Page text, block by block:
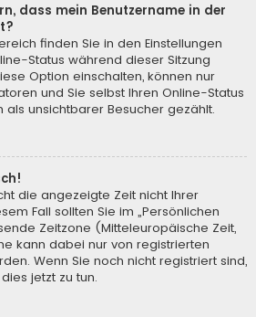
dass mein Benutzername in der
finden Sie in den Einstellungen
Status während dieser Sitzung
Option einschalten, können nur
und Sie selbst Ihren Online-Status
als unsichtbarer Besucher gezählt.
die angezeigte Zeit nicht Ihrer
Fall sollten Sie im „Persönlichen
Zeitzone (Mitteleuropäische Zeit,
kann dabei nur von registrierten
Wenn Sie noch nicht registriert sind,
jetzt zu tun.